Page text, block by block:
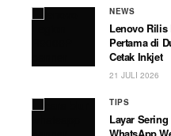
NEWS
Lenovo Rilis
Pertama di
Cetak Inkjet
21 JULI 2026
TIPS
Layar